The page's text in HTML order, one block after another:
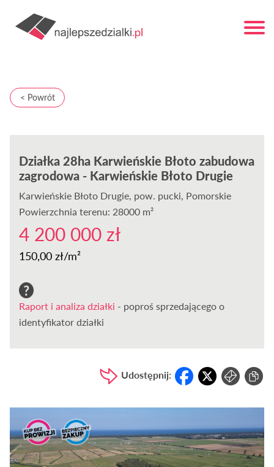
< Powrót
Działka 28ha Karwieńskie Błoto zabudowa
zagrodowa - Karwieńskie Błoto Drugie
Karwieńskie Błoto Drugie, pow. pucki, Pomorskie
Powierzchnia terenu: 28000 m²
4 200 000 zł
150,00 zł/m²
Raport i analiza działki - poproś sprzedającego o
identyfikator działki
Udostępnij: